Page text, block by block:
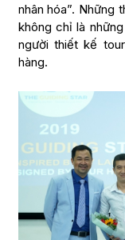
nhân hóa”. Những
không chỉ là
người thiết kế
hàng.